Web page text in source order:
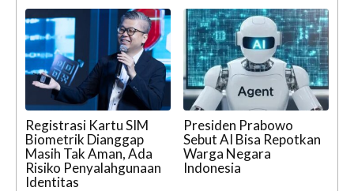
Registrasi Kartu SIM
Biometrik Dianggap
Masih Tak Aman, Ada
Risiko Penyalahgunaan
Identitas
Presiden Prabowo
Sebut AI Bisa Repotkan
Warga Negara
Indonesia